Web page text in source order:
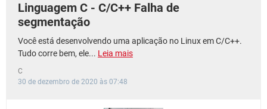
Linguagem C - C/C++ Falha de
segmentação
Você está desenvolvendo uma aplicação no Linux em C/C++.
Tudo corre bem, ele... Leia mais
C
30 de dezembro de 2020 às 07:48